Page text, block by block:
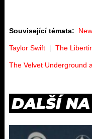
Související témata:
Taylor Swift The
The Velvet Underground
DALŠÍ NA